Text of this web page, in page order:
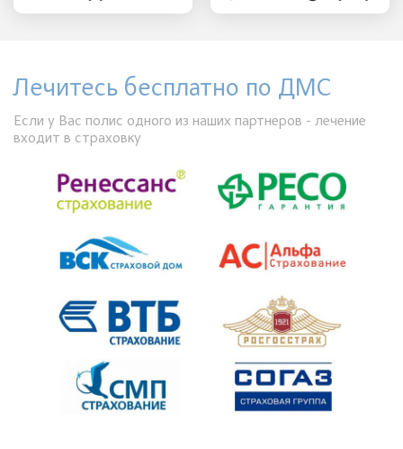
Лечитесь бесплатно по ДМС
Если у Вас полис одного из наших партнеров - лечение
входит в страховку